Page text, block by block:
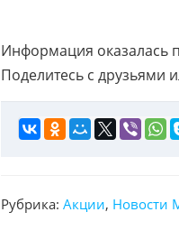
Информация оказалась
Поделитесь с друзьями
Рубрика: Акции, Новости